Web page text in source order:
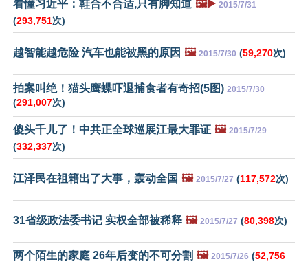
看懂习近平：鞋合不合适,只有脚知道 🖼️▶️ 2015/7/31
(293,751次)
越智能越危险 汽车也能被黑的原因 🖼️ 2015/7/30 (59,270次)
拍案叫绝！猫头鹰蝶吓退捕食者有奇招(5图) 2015/7/30
(291,007次)
傻头千儿了！中共正全球巡展江最大罪证 🖼️ 2015/7/29
(332,337次)
江泽民在祖籍出了大事，轰动全国 🖼️ 2015/7/27 (117,572次)
31省级政法委书记 实权全部被稀释 🖼️ 2015/7/27 (80,398次)
两个陌生的家庭 26年后变的不可分割 🖼️ 2015/7/26 (52,756